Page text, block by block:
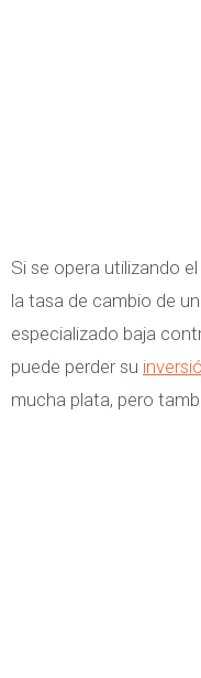
Si se opera utilizando
la tasa de cambio de
especializado baja
puede perder su
mucha plata, pero